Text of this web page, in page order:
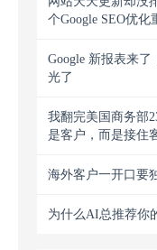
个Google SEO优化
Google 新报表来
光了
我翻完美国商务部
是客户，而是接住
海外客户一开口要
为什么AI总推荐你